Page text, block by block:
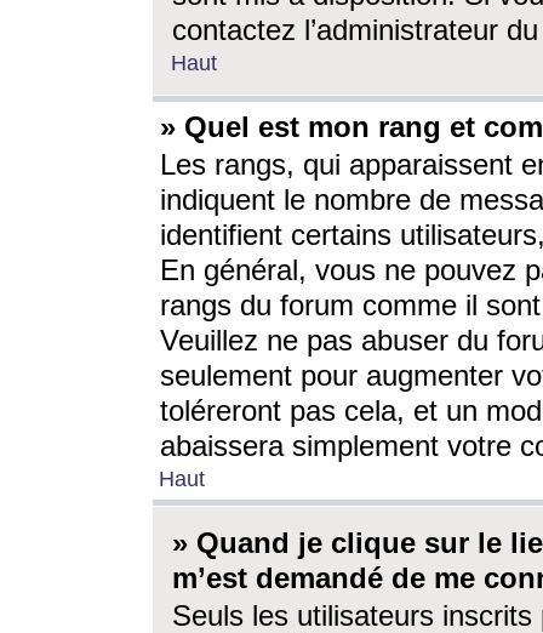
contactez l’administrateur
Haut
» Quel est mon rang et
Les rangs, qui apparaissent
indiquent le nombre de
identifient certains
En général, vous ne pouvez
rangs du forum comme il
Veuillez ne pas abuser du
seulement pour augmenter
toléreront pas cela, et un
abaissera simplement votre
Haut
» Quand je clique sur le
m’est demandé de me
Seuls les utilisateurs